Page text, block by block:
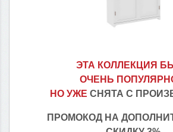
ЭТА КОЛЛЕКЦИЯ
ОЧЕНЬ
НО УЖЕ СНЯТА С
ПРОМОКОД НА